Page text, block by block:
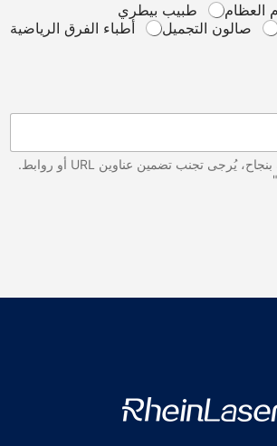
العظام
طبيب بيطري
صالون التجميل
أطباء الفرق الرياضية
"لضمان إرسال رسالتك بنجاح، يُرجى تجنب تضمين عناوين URL أو روابط.